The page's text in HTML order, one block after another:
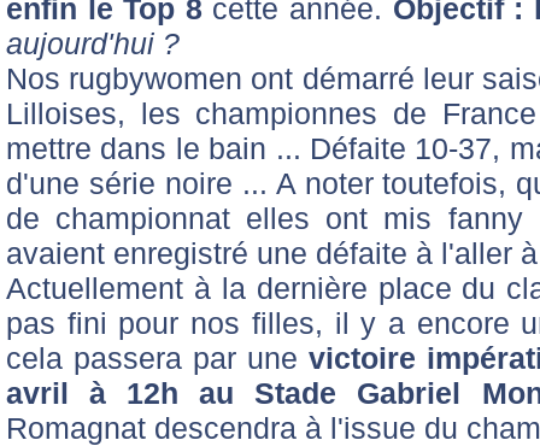
enfin le Top 8 cette année. Objectif :
aujourd'hui ?
Nos rugbywomen ont démarré leur
Lilloises, les championnes de
mettre dans le bain ... Défaite 10-37,
d'une série noire ... A noter toutefois,
de championnat elles ont mis fanny
avaient enregistré une défaite à l'aller
Actuellement à la dernière place du
pas fini pour nos filles, il y a encore
cela passera par une victoire
avril à 12h au Stade Gabriel
Romagnat descendra à l'issue du